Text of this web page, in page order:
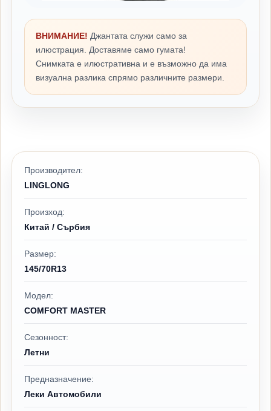
ВНИМАНИЕ! Джантата служи само за
илюстрация. Доставяме само гумата!
Снимката е илюстративна и е възможно да има
визуална разлика спрямо различните размери.
Производител:
LINGLONG
Произход:
Китай / Сърбия
Размер:
145/70R13
Модел:
COMFORT MASTER
Сезонност:
Летни
Предназначение:
Леки Автомобили